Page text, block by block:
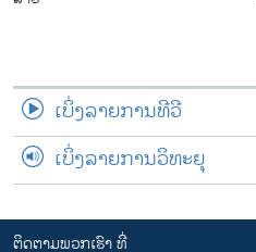
ເບິ່ງລາຍການທີວີ
ເບິ່ງລາຍການວິທະຍຸ
ຕິດຕາມພວກເຮົາ ທີ່